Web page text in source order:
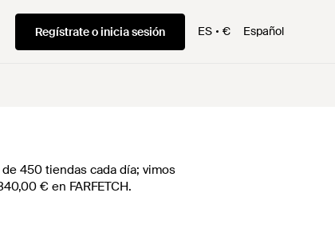
Regístrate o inicia sesión ES € Español
450 tiendas cada día; vimos
€ en FARFETCH.